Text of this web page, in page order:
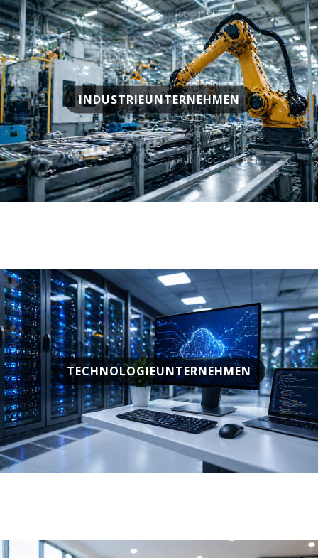
INDUSTRIEUNTERNEHMEN
TECHNOLOGIEUNTERNEHMEN